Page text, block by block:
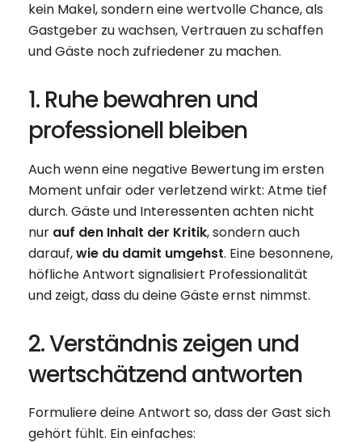
kein Makel, sondern eine wertvolle Chance, als
Gastgeber zu wachsen, Vertrauen zu schaffen
und Gäste noch zufriedener zu machen.
1. Ruhe bewahren und
professionell bleiben
Auch wenn eine negative Bewertung im ersten
Moment unfair oder verletzend wirkt: Atme tief
durch. Gäste und Interessenten achten nicht
nur auf den Inhalt der Kritik, sondern auch
darauf,wie du damit umgehst. Eine besonnene,
höfliche Antwort signalisiert Professionalität
und zeigt, dass du deine Gäste ernst nimmst.
2. Verständnis zeigen und
wertschätzend antworten
Formuliere deine Antwort so, dass der Gast sich
gehört fühlt. Ein einfaches: